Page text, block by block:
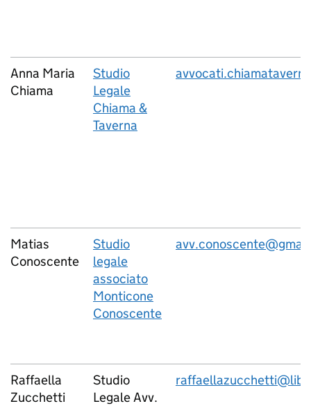
Anna Maria
Chiama
Studio
Legale
Chiama &
Taverna
Matias
Conoscente
Studio
legale
associato
Monticone
Conoscente
Raffaella
Zucchetti
Studio
Legale Avv.